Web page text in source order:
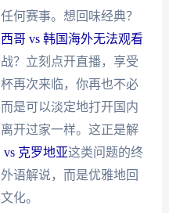
何赛事。想回味经典？
哥 vs 韩国海外无法观看
？立刻点开直播，享受
再次来临，你再也不必
是可以淡定地打开国内
开过家一样。这正是解
克罗地亚这类问题的终
语解说，而是优雅地回
化。